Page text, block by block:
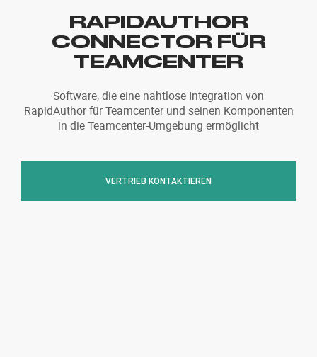
RAPIDAUTHOR
CONNECTOR FÜR
TEAMCENTER
Software, die eine nahtlose Integration von
RapidAuthor für Teamcenter und seinen Komponenten
in die Teamcenter-Umgebung ermöglicht
VERTRIEB KONTAKTIEREN